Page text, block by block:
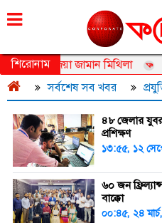
রোববার, ০৯ আগস্ট ২০২৬, ২৫ শ্রাবণ
শিরোনামতানজিয়া জামান মিথিলা
সর্বশেষ সব খবর
৪৮ জেলার
প্রশিক্ষণ
১৩:৫৫, ১২
৬০ জন
বাক্কো
০০:৪৫, ২৪